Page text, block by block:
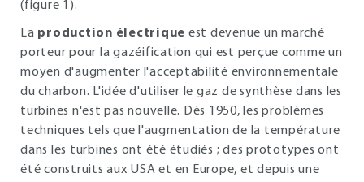
(figure 1 ).
La production électrique est devenue un marché
porteur pour la gazéification qui est perçue comme un
moyen d'augmenter l'acceptabilité environnementale
du charbon. L'idée d'utiliser le gaz de synthèse dans les
turbines n'est pas nouvelle. Dès 1950, les problèmes
techniques tels que l'augmentation de la température
dans les turbines ont été étudiés ; des prototypes ont
été construits aux USA et en Europe, et depuis une